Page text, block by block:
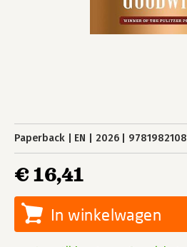
Paperback EN 2026
€ 16,41
In winkelwagen